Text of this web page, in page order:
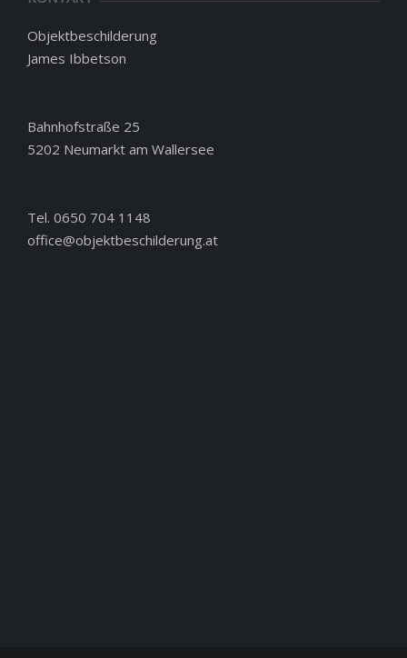
Objektbeschilderung
James Ibbetson
Bahnhofstraße 25
5202 Neumarkt am Wallersee
Tel. 0650 704 1148
office@objektbeschilderung.at